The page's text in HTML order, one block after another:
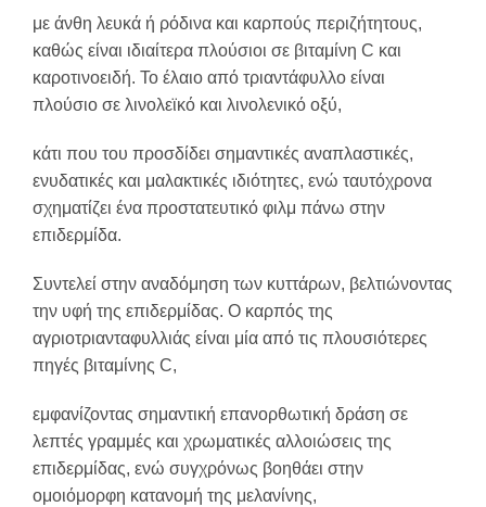
με άνθη λευκά ή ρόδινα και καρπούς περιζήτητους,
καθώς είναι ιδιαίτερα πλούσιοι σε βιταμίνη C και
καροτινοειδή. Το έλαιο από τριαντάφυλλο είναι
πλούσιο σε λινολεϊκό και λινολενικό οξύ,
κάτι που του προσδίδει σημαντικές αναπλαστικές,
ενυδατικές και μαλακτικές ιδιότητες, ενώ ταυτόχρονα
σχηματίζει ένα προστατευτικό φιλμ πάνω στην
επιδερμίδα.
Συντελεί στην αναδόμηση των κυττάρων, βελτιώνοντας
την υφή της επιδερμίδας. Ο καρπός της
αγριοτριανταφυλλιάς είναι μία από τις πλουσιότερες
πηγές βιταμίνης C,
εμφανίζοντας σημαντική επανορθωτική δράση σε
λεπτές γραμμές και χρωματικές αλλοιώσεις της
επιδερμίδας, ενώ συγχρόνως βοηθάει στην
ομοιόμορφη κατανομή της μελανίνης,